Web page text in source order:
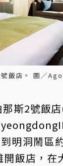
飯店。 圖／
那斯2號飯
明洞鬧區
飯店，在